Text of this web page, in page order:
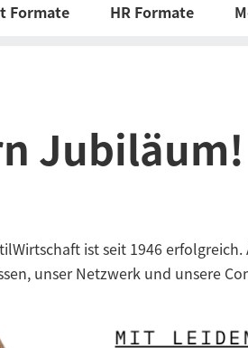
Formate HR Formate
Jubiläum!
ist seit 1946
unser Netzwerk und unsere